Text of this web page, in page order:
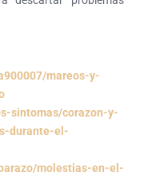
mareos-y-
sintomas/corazon-y-
durante-el-
molestias-en-el-